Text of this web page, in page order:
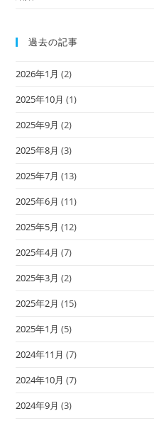
過去の記事
2026年1月 (2)
2025年10月 (1)
2025年9月 (2)
2025年8月 (3)
2025年7月 (13)
2025年6月 (11)
2025年5月 (12)
2025年4月 (7)
2025年3月 (2)
2025年2月 (15)
2025年1月 (5)
2024年11月 (7)
2024年10月 (7)
2024年9月 (3)